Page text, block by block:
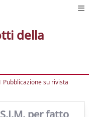
della
Pubblicazione su rivista
per fatto